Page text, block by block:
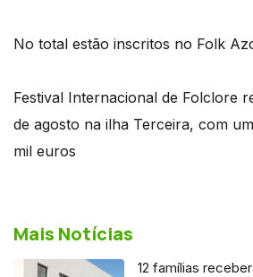
No total estão inscritos no Folk
Festival Internacional de Folclore
de agosto na ilha Terceira, com
mil euros
Mais Notícias
12 famílias